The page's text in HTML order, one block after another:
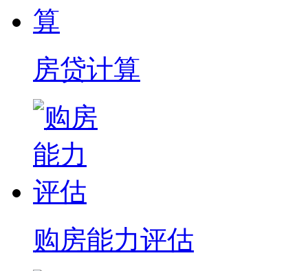
房贷计算
购房能力评估